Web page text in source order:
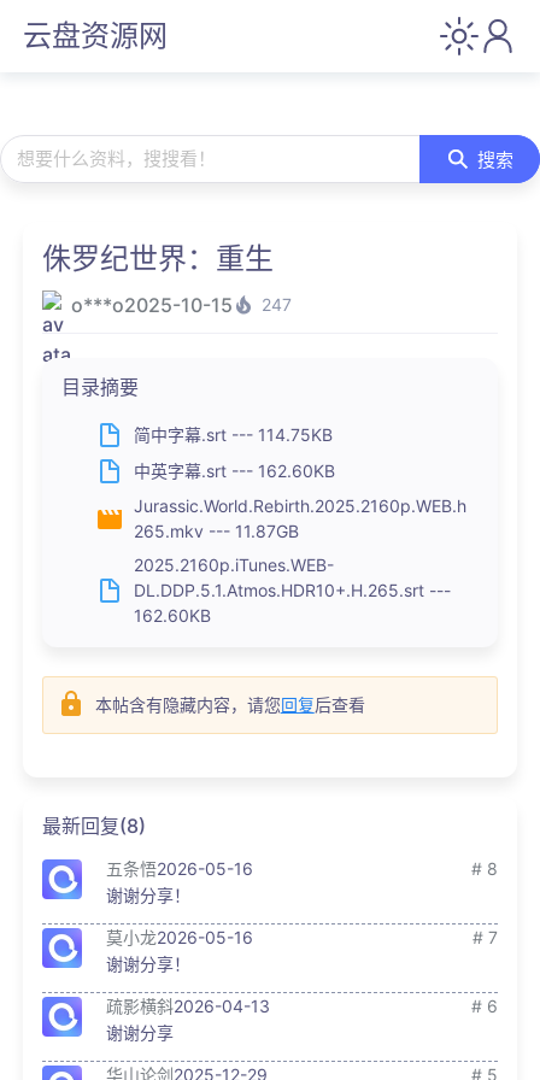
云盘资源网
想要什么资料，搜搜看！ 搜索
侏罗纪世界：重生
o***o2025-10-15 247
目录摘要
简中字幕.srt --- 114.75KB
中英字幕.srt --- 162.60KB
Jurassic.World.Rebirth.2025.2160p.WEB.h
265.mkv --- 11.87GB
2025.2160p.iTunes.WEB-
DL.DDP.5.1.Atmos.HDR10+.H.265.srt ---
162.60KB
本帖含有隐藏内容，请您回复后查看
最新回复(8)
五条悟2026-05-16
# 8
谢谢分享！
莫小龙2026-05-16
# 7
谢谢分享！
疏影横斜2026-04-13
# 6
谢谢分享
华山论剑2025-12-29 # 5